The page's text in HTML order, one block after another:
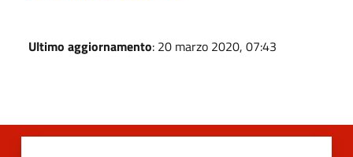
Ultimo aggiornamento: 20 marzo 2020, 07:43